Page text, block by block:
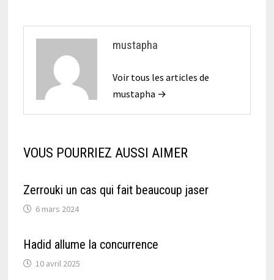
mustapha
Voir tous les articles de
mustapha →
VOUS POURRIEZ AUSSI AIMER
Zerrouki un cas qui fait beaucoup jaser
6 mars 2024
Hadid allume la concurrence
10 avril 2025